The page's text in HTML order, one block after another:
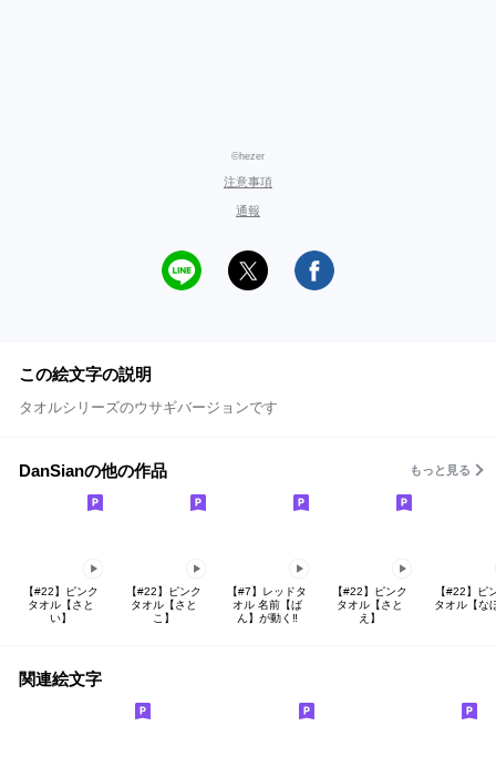
©hezer
注意事項
通報
この絵文字の説明
タオルシリーズのウサギバージョンです
DanSianの他の作品 もっと見る
【#22】ピンク
タオル【さと
い】
【#22】ピンク
タオル【さと
こ】
【#7】レッドタ
オル 名前【ば
ん】が動く‼
【#22】ピンク
タオル【さと
え】
【#22】ピ
タオル【な
関連絵文字